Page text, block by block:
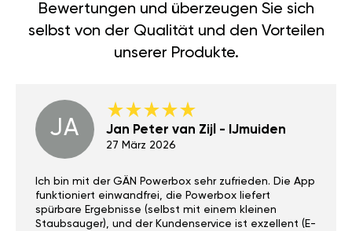
Bewertungen und überzeugen Sie sich
selbst von der Qualität und den Vorteilen
unserer Produkte.
JA Jan Peter van Zijl - IJmuiden
27 März 2026
Ich bin mit der GÄN Powerbox sehr zufrieden. Die App
funktioniert einwandfrei, die Powerbox liefert
spürbare Ergebnisse (selbst mit einem kleinen
Staubsauger), und der Kundenservice ist exzellent (E-